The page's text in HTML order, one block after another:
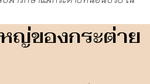
ญ่ของกระต่าย